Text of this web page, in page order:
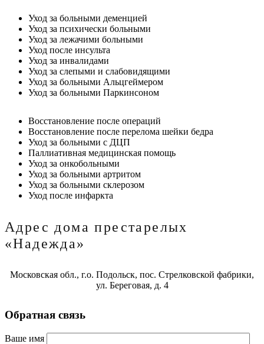
Уход за больными деменцией
Уход за психически больными
Уход за лежачими больными
Уход после инсульта
Уход за инвалидами
Уход за слепыми и слабовидящими
Уход за больными Альцгеймером
Уход за больными Паркинсоном
Восстановление после операций
Восстановление после перелома шейки бедра
Уход за больными с ДЦП
Паллиативная медицинская помощь
Уход за онкобольными
Уход за больными артритом
Уход за больными склерозом
Уход после инфаркта
Адрес дома престарелых
«Надежда»
Московская обл., г.о. Подольск, пос. Стрелковской фабрики,
ул. Береговая, д. 4
Обратная связь
Ваше имя